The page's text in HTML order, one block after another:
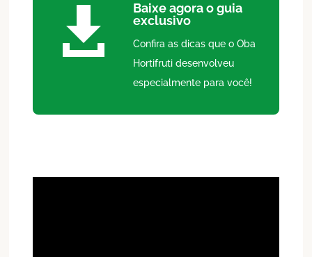

Baixe agora o guia
exclusivo
Confira as dicas que o Oba
Hortifruti desenvolveu
especialmente para você!